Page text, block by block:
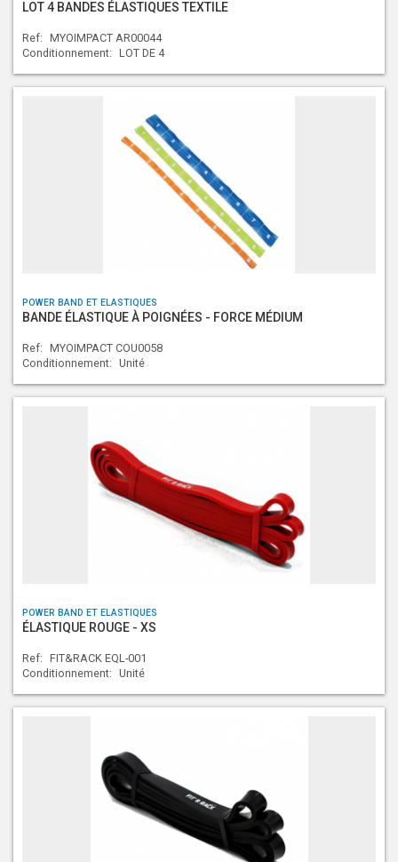
LOT 4 BANDES ÉLASTIQUES TEXTILE
Ref: MYOIMPACT AR00044
Conditionnement: LOT DE 4
POWER BAND ET ELASTIQUES
BANDE ÉLASTIQUE À POIGNÉES - FORCE MÉDIUM
Ref: MYOIMPACT COU0058
Conditionnement: Unité
POWER BAND ET ELASTIQUES
ÉLASTIQUE ROUGE - XS
Ref: FIT&RACK EQL-001
Conditionnement: Unité